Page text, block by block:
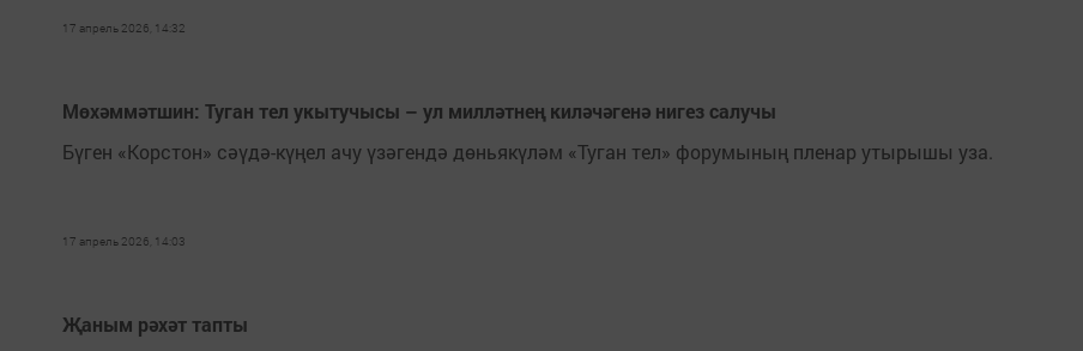
17 апрель 2026, 14:32
Мөхәммәтшин: Туган тел укытучысы – ул милләтнең киләчәгенә нигез салучы
Бүген «Корстон» сәүдә-күңел ачу үзәгендә дөньякүләм «Туган тел» форумының пленар утырышы уза.
17 апрель 2026, 14:03
Җаным рәхәт тапты